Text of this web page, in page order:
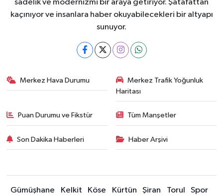
sadelik ve modernizmi bir araya getiriyor. Şatafattan
kaçınıyor ve insanlara haber okuyabilecekleri bir altyapı
sunuyor.
Merkez Hava Durumu
Merkez Trafik Yoğunluk
Haritası
Puan Durumu ve Fikstür Tüm Manşetler
Son Dakika Haberleri Haber Arşivi
Gümüşhane Kelkit Köse Kürtün Şiran Torul Spor